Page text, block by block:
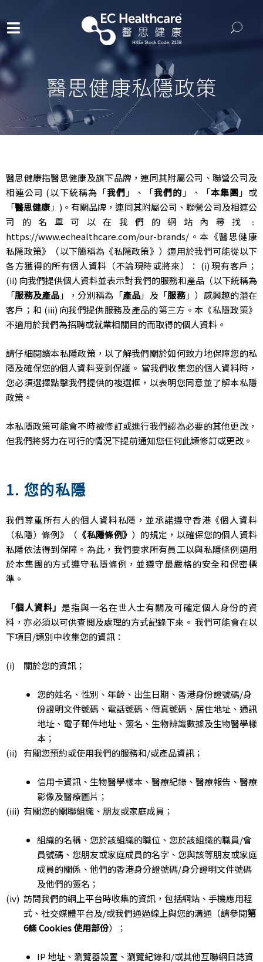
醫思健康私隱政策
醫思健康指醫思健康及旗下品牌，連同其附屬公司、聯營公司及
相連公司 (以下統稱為「我們 」、「我們的 」、「本集團 」或
「醫思健康」)。有關品牌，連同其附屬公司、聯營公司及相連公
司的名單可以在我們的網站內尋找﹕
https://www.echealthcare.com/our-brands/ 。本《醫思健康
私隠政策》（以下簡稱為《私隠政策》）適用於我們可能從以下
各方獲得的所有個人資料（不論現時或將來）： (i) 現有客戶；
(ii) 向我們提供個人資料並表示對我們的服務和產品（以下統稱為
「服務及產品 」，分別稱為「產品」及「服務」）感興趣的潛在
客戶；和 (iii) 向我們提供服務及產品的第三方。本《私隱政策》
不適用於我們為招聘或就業相關目的而取得的個人資料。
請仔細閱讀本私隱政策，以了解我們關於如何致力地保障您的私
隱及確保您的個人資料受到保護。 當我們收集您的個人資料時，
您必須選擇點擊我們提供的複選框，以表明您同意並了解本私隱
政策。
本私隱政策可能會不時被修訂或進行我們認為必要的其他更改，
但我們將努力在可行的情況下提前通知您任何此類修訂或更改。
1. 您的私隱
我們尊重所有人的個人資料私隱，並承諾遵守香港《個人資料
（私隱）條例》（ 《私隱條例》 ）的規定，以確保您的個人資料
私隱依法得到保障。為此，我們要求所有員工以與私隱條例適用
於本集團的方式遵守私隱條例，並遵守最嚴格的安全和保密標
準。
「個人資料」是指與一名在世人士有關及可確定個人身份的資
料，亦必須以可供查閲及處理的方式記錄下來。 我們可能會在以
下項目/類別中收集您的資訊：
關於您的資訊；
您的姓名、性別、年齡、出生日期、香港身份證號碼/身
份證明文件號碼、電話號碼、傳真號碼、居住地址、通訊
地址、電子郵件地址、簽名、生物辨識數據及生物醫學樣
本；
有關您預約或使用我們的服務和/或產品資訊；
信用卡資訊、生物醫學樣本、醫療紀錄、醫療報告、醫療
影像及醫療圖片；
有關您的關聯組織、朋友或家庭成員；
組織的名稱、您於該組織的職位、您於該組織的職員/會
員號碼、您朋友或家庭成員的名字、您與該等朋友或家庭
成員的關係、他們的香港身分證號碼/身分證明文件號碼
及他們的簽名；
訪問我們的網上平台時收集的資訊，包括網站、手機應用程
式、社交媒體平台及/或我們通過線上與您的溝通（請參閱第
6條 Cookies 使用部份）；
IP 地址、瀏覽器設置、瀏覽紀錄和/或其他互聯網日誌資